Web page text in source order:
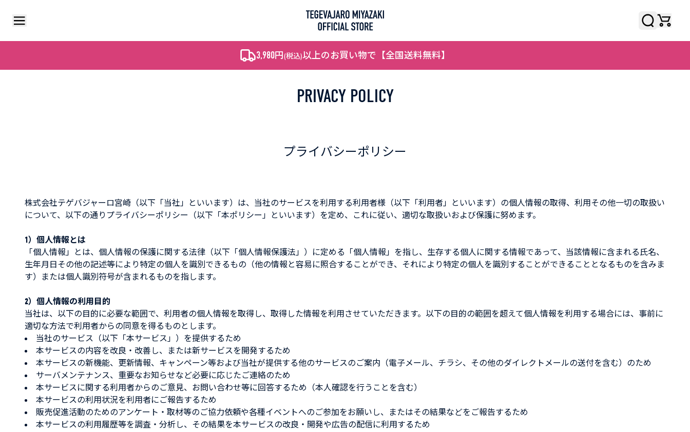
検索
検索
3,980円(税込)以上のお買い物で【全国送料無料】
SUPPORTERS ITEM
WEAR
KEY HOLDER / ACCESSORIES
SALE
OTHER...
INSIDER SHOP
VARIETY
ひなたプレーヤー専用ページ
STAFF ONLY
NEW ITEMS
PICK UP
PRIVACY POLICY
プライバシーポリシー
株式会社テゲバジャーロ宮崎（以下「当社」といいます）は、当社のサービスを利用する利用者様（以下「利用者」といいます）の個人情報の取得、利用その他一切の取扱い
について、以下の通りプライバシーポリシー（以下「本ポリシー」といいます）を定め、これに従い、適切な取扱いおよび保護に努めます。
1）個人情報とは
「個人情報」とは、個人情報の保護に関する法律（以下「個人情報保護法」）に定める「個人情報」を指し、生存する個人に関する情報であって、当該情報に含まれる氏名、
生年月日その他の記述等により特定の個人を識別できるもの（他の情報と容易に照合することができ、それにより特定の個人を識別することができることとなるものを含みま
す）または個人識別符号が含まれるものを指します。
2）個人情報の利用目的
当社は、以下の目的に必要な範囲で、利用者の個人情報を取得し、取得した情報を利用させていただきます。以下の目的の範囲を超えて個人情報を利用する場合には、事前に
適切な方法で利用者からの同意を得るものとします。
当社のサービス（以下「本サービス」）を提供するため
本サービスの内容を改良・改善し、または新サービスを開発するため
本サービスの新機能、更新情報、キャンペーン等および当社が提供する他のサービスのご案内（電子メール、チラシ、その他のダイレクトメールの送付を含む）のため
サーバメンテナンス、重要なお知らせなど必要に応じたご連絡のため
本サービスに関する利用者からのご意見、お問い合わせ等に回答するため（本人確認を行うことを含む）
本サービスの利用状況を利用者にご報告するため
販売促進活動のためのアンケート・取材等のご協力依頼や各種イベントへのご参加をお願いし、またはその結果などをご報告するため
本サービスの利用履歴等を調査・分析し、その結果を本サービスの改良・開発や広告の配信に利用するため